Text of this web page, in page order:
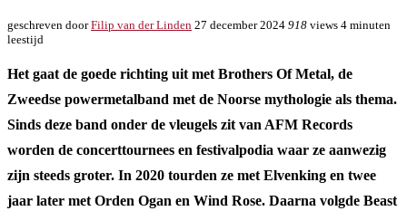
geschreven doorFilip van der Linden 27 december 2024 918 views 4 minuten
leestijd
Het gaat de goede richting uit met Brothers Of Metal, de
Zweedse powermetalband met de Noorse mythologie als thema.
Sinds deze band onder de vleugels zit van AFM Records
worden de concerttournees en festivalpodia waar ze aanwezig
zijn steeds groter. In 2020 tourden ze met Elvenking en twee
jaar later met Orden Ogan en Wind Rose. Daarna volgde Beast